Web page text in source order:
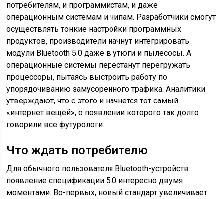
потребителям, и программистам, и даже
операционным системам и чипам. Разработчики смогут
осуществлять тонкие настройки программных
продуктов, производители начнут интегрировать
модули Bluetooth 5.0 даже в утюги и пылесосы. А
операционные системы перестанут перегружать
процессоры, пытаясь выстроить работу по
упорядочиванию замусоренного трафика. Аналитики
утверждают, что с этого и начнется тот самый
«интернет вещей», о появлении которого так долго
говорили все футурологи.
Что ждать потребителю
Для обычного пользователя Bluetooth-устройств
появление спецификации 5.0 интересно двумя
моментами. Во-первых, новый стандарт увеличивает